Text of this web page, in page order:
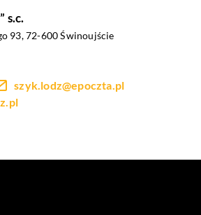
s.c.
93, 72-600 Świnoujście
szyk.lodz@epoczta.pl